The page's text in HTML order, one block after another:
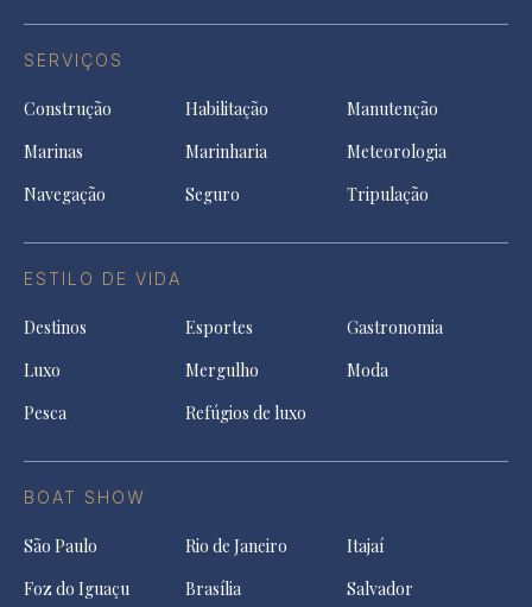
SERVIÇOS
Construção Habilitação
Manutenção
Marinas
Marinharia
Meteorologia
Navegação
Seguro Tripulação
ESTILO DE VIDA
Destinos Esportes
Gastronomia
Luxo
Mergulho
Moda
Pesca
Refúgios de luxo
BOAT SHOW
São Paulo Rio de Janeiro
Itajaí
Foz do Iguaçu
Brasília Salvador